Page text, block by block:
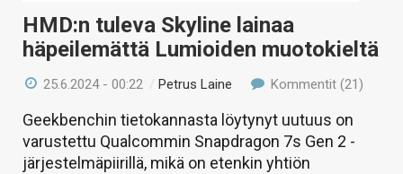
HMD:n tuleva Skyline lainaa
häpeilemättä Lumioiden muotokieltä
25.6.2024 - 00:22 /Petrus Laine Kommentit (21)
Geekbenchin tietokannasta löytynyt uutuus on
varustettu Qualcommin Snapdragon 7s Gen 2 -
järjestelmäpiirillä, mikä on etenkin yhtiön